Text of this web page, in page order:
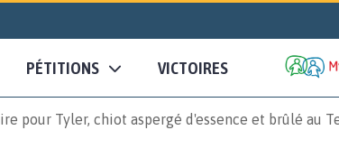
PÉTITIONS VICTOIRES
pour Tyler, chiot aspergé d'essence et brûlé au